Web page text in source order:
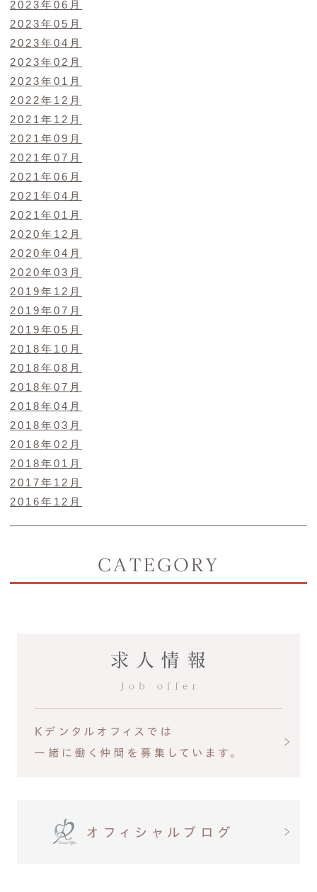
2023年06月
2023年05月
2023年04月
2023年02月
2023年01月
2022年12月
2021年12月
2021年09月
2021年07月
2021年06月
2021年04月
2021年01月
2020年12月
2020年04月
2020年03月
2019年12月
2019年07月
2019年05月
2018年10月
2018年08月
2018年07月
2018年04月
2018年03月
2018年02月
2018年01月
2017年12月
2016年12月
CATEGORY